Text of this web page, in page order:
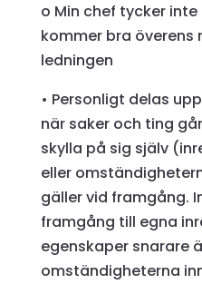
o Min chef tycker
kommer bra överens
ledningen
• Personligt delas
när saker och ting
skylla på sig själv
eller
gäller vid framgång.
framgång till egna
egenskaper snarare
omständigheterna